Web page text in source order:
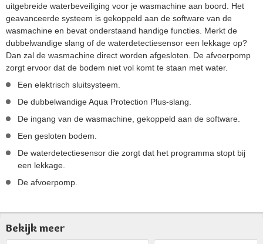
uitgebreide waterbeveiliging voor je wasmachine aan boord. Het
geavanceerde systeem is gekoppeld aan de software van de
wasmachine en bevat onderstaand handige functies. Merkt de
dubbelwandige slang of de waterdetectiesensor een lekkage op?
Dan zal de wasmachine direct worden afgesloten. De afvoerpomp
zorgt ervoor dat de bodem niet vol komt te staan met water.
Een elektrisch sluitsysteem.
De dubbelwandige Aqua Protection Plus-slang.
De ingang van de wasmachine, gekoppeld aan de software.
Een gesloten bodem.
De waterdetectiesensor die zorgt dat het programma stopt bij
een lekkage.
De afvoerpomp.
Bekijk meer